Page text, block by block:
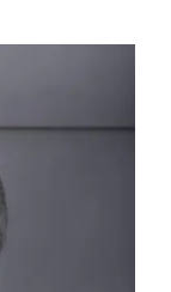
en